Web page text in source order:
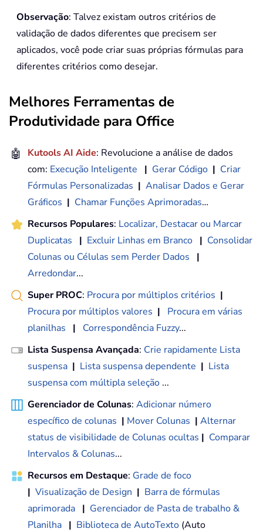
Observação: Talvez existam outros critérios de
validação de dados diferentes que precisem ser
aplicados, você pode criar suas próprias fórmulas para
diferentes critérios como desejar.
Melhores Ferramentas de
Produtividade para Office
🤖 Kutools AI Aide: Revolucione a análise de dados
com: Execução Inteligente | Gerar Código | Criar
Fórmulas Personalizadas | Analisar Dados e Gerar
Gráficos | Chamar Funções Aprimoradas…
Recursos Populares: Localizar, Destacar ou Marcar
Duplicatas
| Excluir Linhas em Branco | Consolidar
Colunas ou Células sem Perder Dados
|
Arredondar...
Super PROC: Procura por múltiplos critérios |
Procura por múltiplos valores |
Procura em várias
planilhas
| Correspondência Fuzzy...
Lista Suspensa Avançada: Crie rapidamente Lista
suspensa | Lista suspensa dependente | Lista
suspensa com múltipla seleção ...
Gerenciador de Colunas: Adicionar número
específico de colunas | Mover Colunas | Alternar
status de visibilidade de Colunas ocultas | Comparar
Intervalos & Colunas...
Recursos em Destaque: Grade de foco
| Visualização de Design | Barra de fórmulas
aprimorada | Gerenciador de Pasta de trabalho &
Planilha | Biblioteca de AutoTexto (Auto